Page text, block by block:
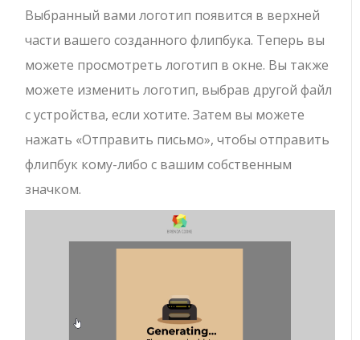
Выбранный вами логотип появится в верхней
части вашего созданного флипбука. Теперь вы
можете просмотреть логотип в окне. Вы также
можете изменить логотип, выбрав другой файл
с устройства, если хотите. Затем вы можете
нажать «Отправить письмо», чтобы отправить
флипбук кому-либо с вашим собственным
значком.